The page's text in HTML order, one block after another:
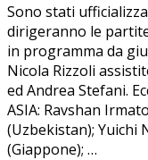
Sono stati
dirigeranno le
in programma da
Nicola Rizzoli
ed Andrea Stefani.
ASIA: Ravshan
(Uzbekistan); Yuichi
(Giappone); …